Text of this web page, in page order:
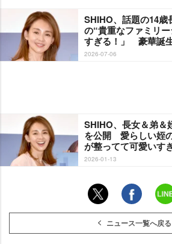
SHIHO、話題の14歳
の“貴重なファミリ
すぎる！」 豪華誕
2026-07-06
SHIHO、長女＆弟＆
を公開 愛らしい姪
が整ってて可愛いす
2026-01-13
ニュース一覧へ戻る